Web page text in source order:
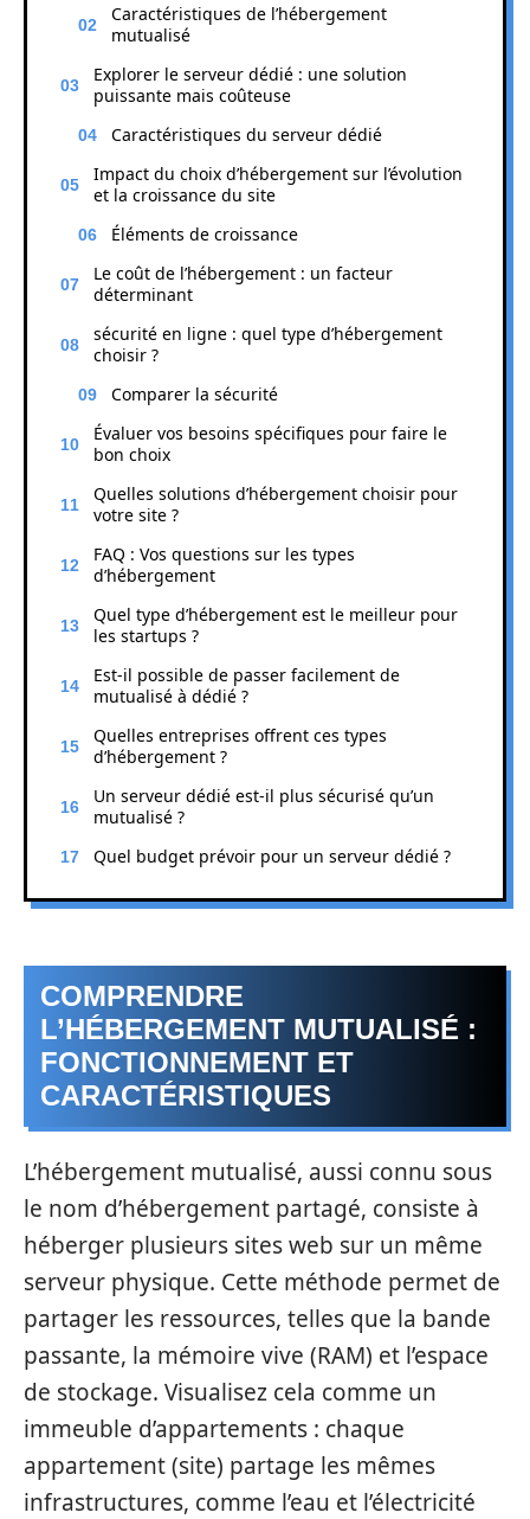
Caractéristiques de l’hébergement
mutualisé
Explorer le serveur dédié : une solution
puissante mais coûteuse
Caractéristiques du serveur dédié
Impact du choix d’hébergement sur l’évolution
et la croissance du site
Éléments de croissance
Le coût de l’hébergement : un facteur
déterminant
sécurité en ligne : quel type d’hébergement
choisir ?
Comparer la sécurité
Évaluer vos besoins spécifiques pour faire le
bon choix
Quelles solutions d’hébergement choisir pour
votre site ?
FAQ : Vos questions sur les types
d’hébergement
Quel type d’hébergement est le meilleur pour
les startups ?
Est-il possible de passer facilement de
mutualisé à dédié ?
Quelles entreprises offrent ces types
d’hébergement ?
Un serveur dédié est-il plus sécurisé qu’un
mutualisé ?
Quel budget prévoir pour un serveur dédié ?
COMPRENDRE
L’HÉBERGEMENT MUTUALISÉ :
FONCTIONNEMENT ET
CARACTÉRISTIQUES
L’hébergement mutualisé, aussi connu sous
le nom d’hébergement partagé, consiste à
héberger plusieurs sites web sur un même
serveur physique. Cette méthode permet de
partager les ressources, telles que la bande
passante, la mémoire vive (RAM) et l’espace
de stockage. Visualisez cela comme un
immeuble d’appartements : chaque
appartement (site) partage les mêmes
infrastructures, comme l’eau et l’électricité